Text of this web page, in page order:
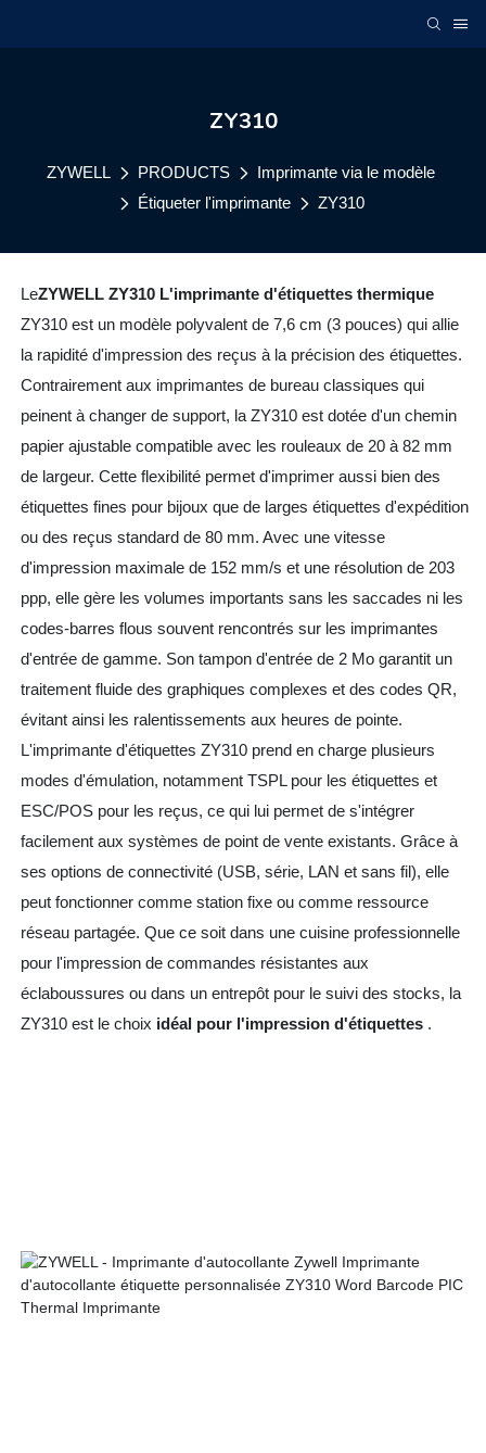
ZY310
ZYWELL PRODUCTS
Imprimante via le modèle
Étiqueter l'imprimante
ZY310
LeZYWELL ZY310 L'imprimante d'étiquettes thermique
ZY310 est un modèle polyvalent de 7,6 cm (3 pouces) qui allie
la rapidité d'impression des reçus à la précision des étiquettes.
Contrairement aux imprimantes de bureau classiques qui
peinent à changer de support, la ZY310 est dotée d'un chemin
papier ajustable compatible avec les rouleaux de 20 à 82 mm
de largeur. Cette flexibilité permet d'imprimer aussi bien des
étiquettes fines pour bijoux que de larges étiquettes d'expédition
ou des reçus standard de 80 mm. Avec une vitesse
d'impression maximale de 152 mm/s et une résolution de 203
ppp, elle gère les volumes importants sans les saccades ni les
codes-barres flous souvent rencontrés sur les imprimantes
d'entrée de gamme. Son tampon d'entrée de 2 Mo garantit un
traitement fluide des graphiques complexes et des codes QR,
évitant ainsi les ralentissements aux heures de pointe.
L'imprimante d'étiquettes ZY310 prend en charge plusieurs
modes d'émulation, notamment TSPL pour les étiquettes et
ESC/POS pour les reçus, ce qui lui permet de s'intégrer
facilement aux systèmes de point de vente existants. Grâce à
ses options de connectivité (USB, série, LAN et sans fil), elle
peut fonctionner comme station fixe ou comme ressource
réseau partagée. Que ce soit dans une cuisine professionnelle
pour l'impression de commandes résistantes aux
éclaboussures ou dans un entrepôt pour le suivi des stocks, la
ZY310 est le choix idéal pour l'impression d'étiquettes .